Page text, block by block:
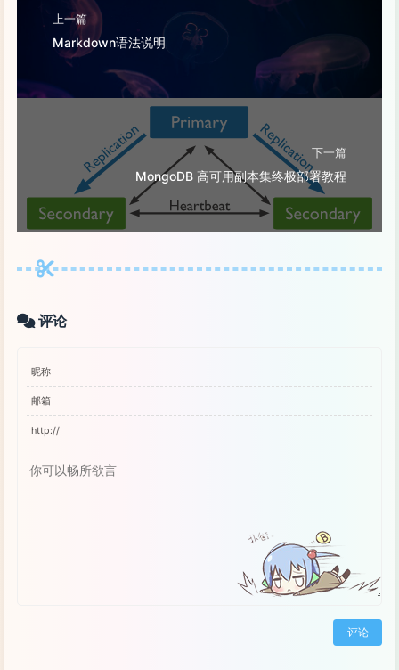
上一篇
Markdown语法说明
下一篇
MongoDB 高可用副本集终极部署教程
评论
评论